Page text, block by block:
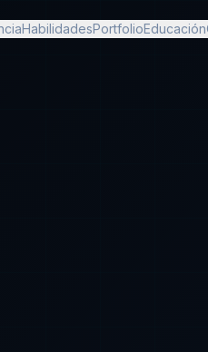
HabilidadesPortfolioEducación